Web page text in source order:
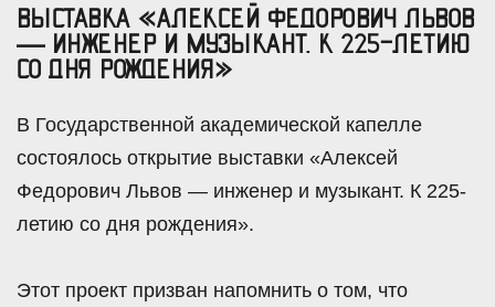
ВЫСТАВКА «АЛЕКСЕЙ ФЕДОРОВИЧ ЛЬВОВ
— ИНЖЕНЕР И МУЗЫКАНТ. К 225-ЛЕТИЮ
СО ДНЯ РОЖДЕНИЯ»
В Государственной академической капелле
состоялось открытие выставки «Алексей
Федорович Львов — инженер и музыкант. К 225-
летию со дня рождения».
Этот проект призван напомнить о том, что